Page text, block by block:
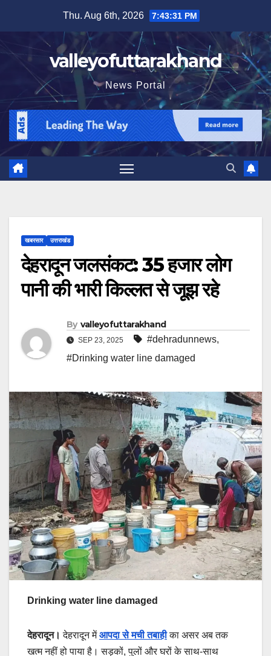
content
Thu. Aug 6th, 2026 7:43:33 PM
valleyofuttarakhand
News Portal
खबरसार उत्तराखंड
देहरादून जलसंकट: 35 हजार लोग
पानी की भारी किल्लत से जूझ रहे
By valleyofuttarakhand
SEP 23, 2025 #dehradunnews,
#Drinking water line damaged
Drinking water line damaged
देहरादून।देहरादून मेंआपदा से मची तबाहीका असर अब तक
खत्म नहीं हो पाया है। सड़कों, पुलों और घरों के साथ-साथ